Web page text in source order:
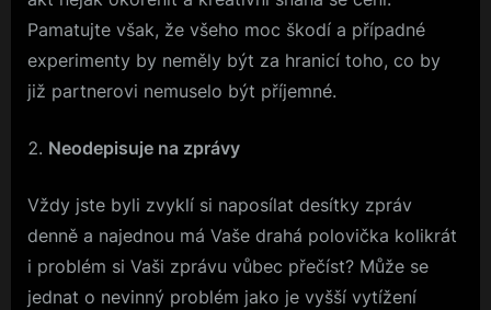
Pamatujte však, že všeho moc škodí a případné
experimenty by neměly být za hranicí toho, co by
již partnerovi nemuselo být příjemné.
Neodepisuje na zprávy
Vždy jste byli zvyklí si naposílat desítky zpráv
denně a najednou má Vaše drahá polovička kolikrát
i problém si Vaši zprávu vůbec přečíst? Může se
jednat o nevinný problém jako je vyšší vytížení